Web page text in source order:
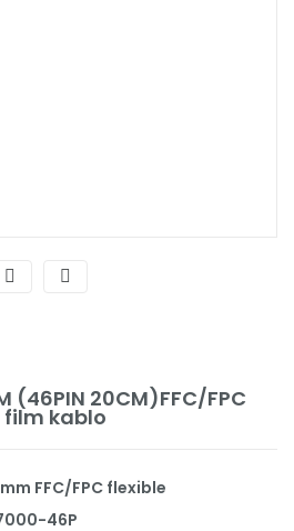
(46PIN 20CM)FFC/FPC
kablo
FFC/FPC flexible
46P